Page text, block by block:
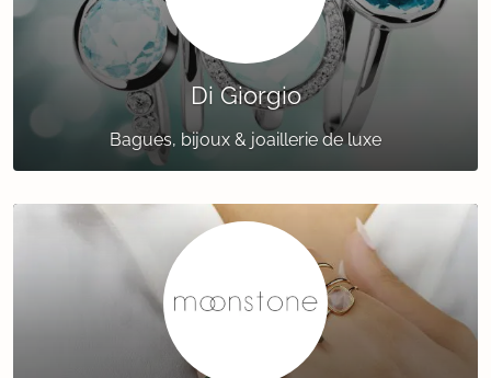
Di Giorgio
Bagues, bijoux & joaillerie de luxe